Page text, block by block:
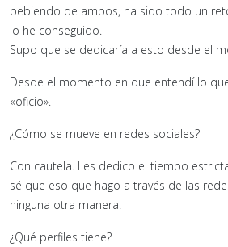
bebiendo de ambos, ha sido todo un
lo he conseguido.
Supo que se dedicaría a esto desde el
Desde el momento en que entendí lo
«oficio».
¿Cómo se mueve en redes sociales?
Con cautela. Les dedico el tiempo
sé que eso que hago a través de las
ninguna otra manera.
¿Qué perfiles tiene?